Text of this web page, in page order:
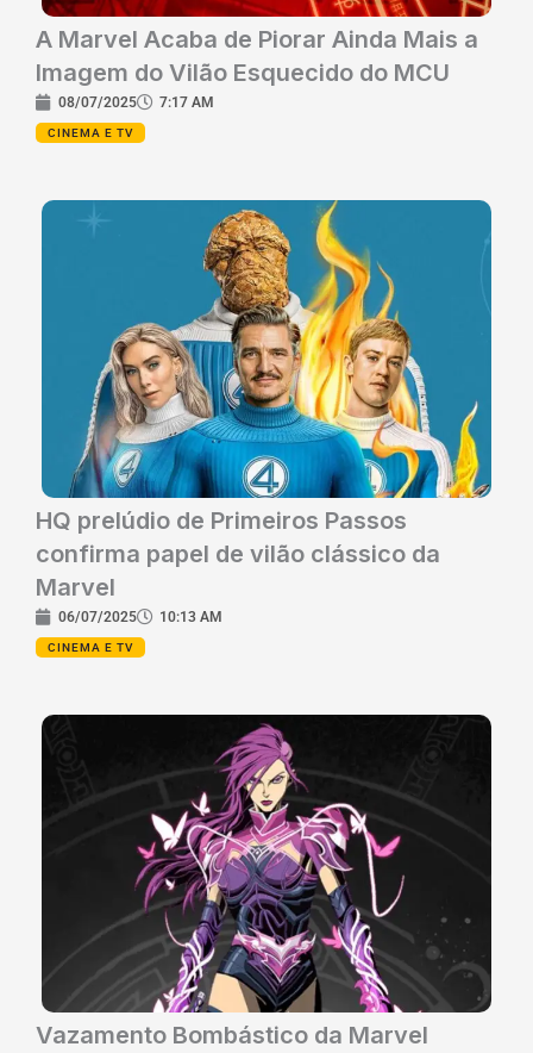
A Marvel Acaba de Piorar Ainda Mais a
Imagem do Vilão Esquecido do MCU
08/07/2025 7:17 AM
CINEMA E TV
HQ prelúdio de Primeiros Passos
confirma papel de vilão clássico da
Marvel
06/07/2025 10:13 AM
CINEMA E TV
Vazamento Bombástico da Marvel